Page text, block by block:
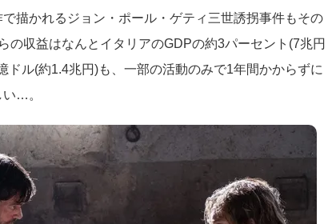
描かれるジョン・ポール・ゲティ三世誘拐事件もその
の収益はなんとイタリアのGDPの約3パーセント(7兆円
ドル(約1.4兆円)も、一部の活動のみで1年間かからずに
…。